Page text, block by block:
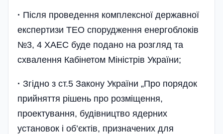
· Після проведення комплексної державної
експертизи ТЕО спорудження енергоблоків
№3, 4 ХАЕС буде подано на розгляд та
схвалення Кабінетом Міністрів України;
· Згідно з ст.5 Закону України „Про порядок
прийняття рішень про розміщення,
проектування, будівництво ядерних
установок і об’єктів, призначених для